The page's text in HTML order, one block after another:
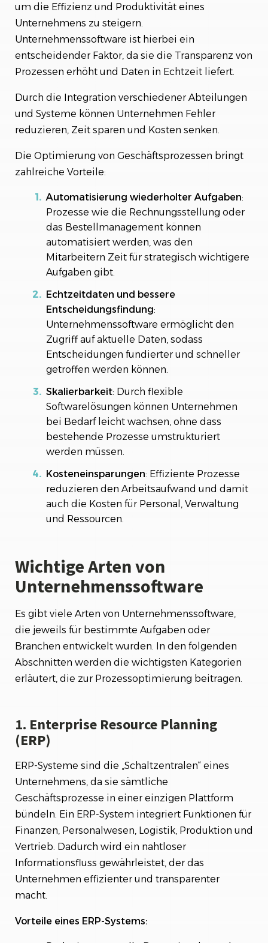
um die Effizienz und Produktivität eines
Unternehmens zu steigern.
Unternehmenssoftware ist hierbei ein
entscheidender Faktor, da sie die Transparenz von
Prozessen erhöht und Daten in Echtzeit liefert.
Durch die Integration verschiedener Abteilungen
und Systeme können Unternehmen Fehler
reduzieren, Zeit sparen und Kosten senken.
Die Optimierung von Geschäftsprozessen bringt
zahlreiche Vorteile:
Automatisierung wiederholter Aufgaben:
Prozesse wie die Rechnungsstellung oder
das Bestellmanagement können
automatisiert werden, was den
Mitarbeitern Zeit für strategisch wichtigere
Aufgaben gibt.
Echtzeitdaten und bessere
Entscheidungsfindung:
Unternehmenssoftware ermöglicht den
Zugriff auf aktuelle Daten, sodass
Entscheidungen fundierter und schneller
getroffen werden können.
Skalierbarkeit: Durch flexible
Softwarelösungen können Unternehmen
bei Bedarf leicht wachsen, ohne dass
bestehende Prozesse umstrukturiert
werden müssen.
Kosteneinsparungen: Effiziente Prozesse
reduzieren den Arbeitsaufwand und damit
auch die Kosten für Personal, Verwaltung
und Ressourcen.
Wichtige Arten von
Unternehmenssoftware
Es gibt viele Arten von Unternehmenssoftware,
die jeweils für bestimmte Aufgaben oder
Branchen entwickelt wurden. In den folgenden
Abschnitten werden die wichtigsten Kategorien
erläutert, die zur Prozessoptimierung beitragen.
1. Enterprise Resource Planning
(ERP)
ERP-Systeme sind die „Schaltzentralen“ eines
Unternehmens, da sie sämtliche
Geschäftsprozesse in einer einzigen Plattform
bündeln. Ein ERP-System integriert Funktionen für
Finanzen, Personalwesen, Logistik, Produktion und
Vertrieb. Dadurch wird ein nahtloser
Informationsfluss gewährleistet, der das
Unternehmen effizienter und transparenter
macht.
Vorteile eines ERP-Systems: